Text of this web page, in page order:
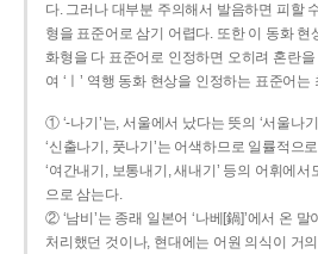
다. 그러나 대부분 주의해서 발음하면 피할
형을 표준어로 삼기 어렵다. 또한 이 동화 현
화형을 다 표준어로 인정하면 오히려 혼란
여 ‘ㅣ’ 역행 동화 현상을 인정하는 표준어는
① ‘-나기’는, 서울에서 났다는 뜻의 ‘서울나
‘신출나기, 풋나기’는 어색하므로 일률적으
‘여간내기, 보통내기, 새내기’ 등의 어휘에서
으로 삼는다.
② ‘남비’는 종래 일본어 ‘나베[鍋]’에서 온
처리했던 것이나, 현대에는 어원 의식이 거